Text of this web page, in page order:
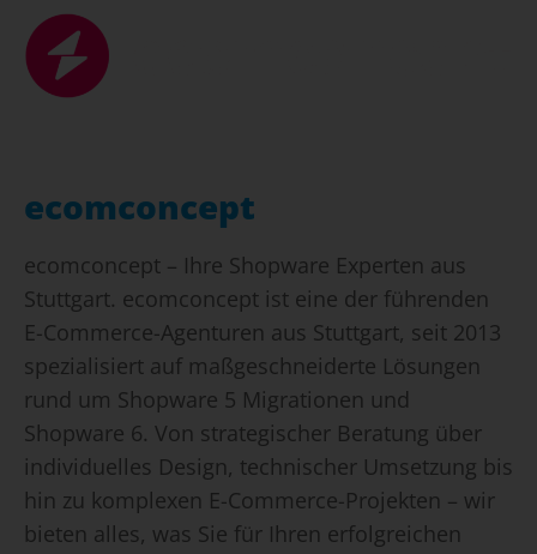
ecomconcept
ecomconcept – Ihre Shopware Experten aus
Stuttgart. ecomconcept ist eine der führenden
E-Commerce-Agenturen aus Stuttgart, seit 2013
spezialisiert auf maßgeschneiderte Lösungen
rund um Shopware 5 Migrationen und
Shopware 6. Von strategischer Beratung über
individuelles Design, technischer Umsetzung bis
hin zu komplexen E-Commerce-Projekten – wir
bieten alles, was Sie für Ihren erfolgreichen